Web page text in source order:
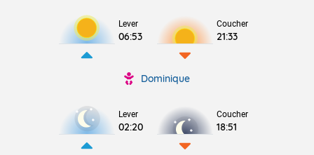
Lever
06:53
Coucher
21:33
Dominique
Lever
02:20
Coucher
18:51